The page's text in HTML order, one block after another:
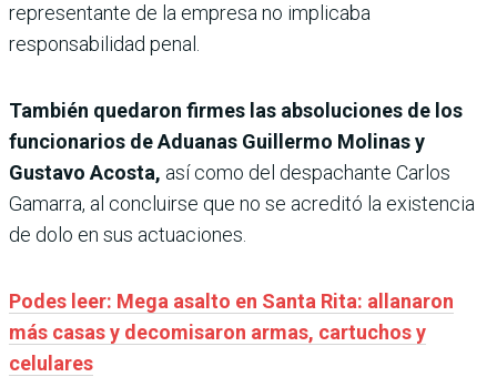
representante de la empresa no implicaba
responsabilidad penal.
También quedaron firmes las absoluciones de los
funcionarios de Aduanas Guillermo Molinas y
Gustavo Acosta, así como del despachante Carlos
Gamarra, al concluirse que no se acreditó la existencia
de dolo en sus actuaciones.
Podes leer: Mega asalto en Santa Rita: allanaron
más casas y decomisaron armas, cartuchos y
celulares